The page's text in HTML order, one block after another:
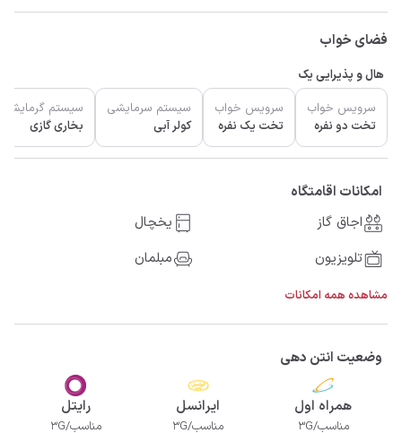
فضای خواب
هال و پذیرایی یک
سرویس خواب
تخت دو نفره
سرویس خواب
تخت یک نفره
سیستم سرمایشی
کولر آبی
سیستم گرمایشی
بخاری گازی
امکانات اقامتگاه
اجاق گاز
یخچال
تلویزیون
مبلمان
مشاهده همه امکانات
وضعیت انتن دهی
همراه اول
مناسب/3G
ایرانسل
مناسب/3G
رایتل
مناسب/3G